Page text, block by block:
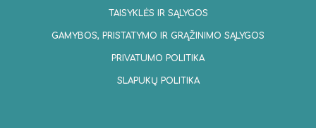
TAISYKLĖS IR SĄLYGOS
GAMYBOS, PRISTATYMO IR GRĄŽINIMO SĄLYGOS
PRIVATUMO POLITIKA
SLAPUKŲ POLITIKA